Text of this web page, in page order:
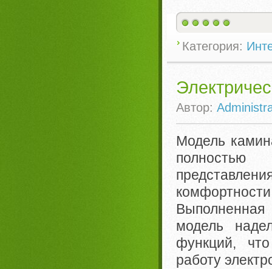
Категория:
Автор:
Модель
Выполненная
модель
функций, что
работу